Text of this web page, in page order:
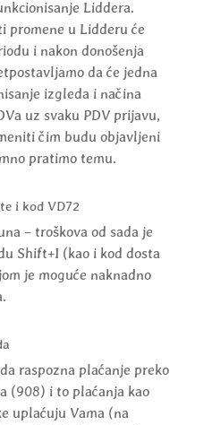
Liddera.
promene u Lidderu će
i nakon donošenja
da će jedna
izgleda i načina
uz svaku PDV prijavu,
čim budu objavljeni
pratimo temu.
i kod VD72
– troškova od sada je
Shift+I (kao i kod dosta
je moguće naknadno
raspozna plaćanje preko
(908) i to plaćanja kao
uplaćuju Vama (na